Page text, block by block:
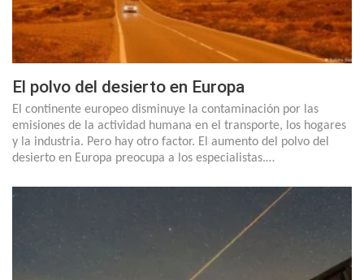
El polvo del desierto en Europa
El continente europeo disminuye la contaminación por las
emisiones de la actividad humana en el transporte, los hogares
y la industria. Pero hay otro factor. El aumento del polvo del
desierto en Europa preocupa a los especialistas.…